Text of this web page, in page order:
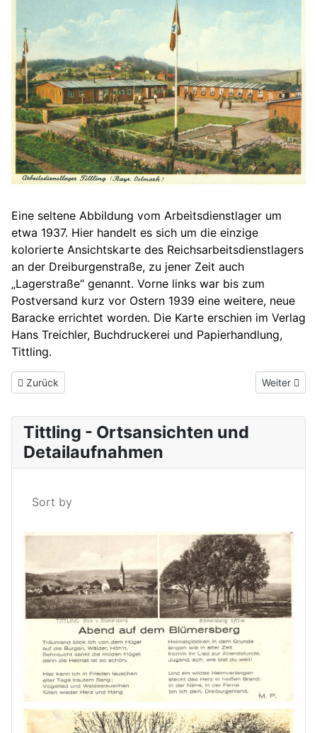
Eine seltene Abbildung vom Arbeitsdienstlager um
etwa 1937. Hier handelt es sich um die einzige
kolorierte Ansichtskarte des Reichsarbeitsdienstlagers
an der Dreiburgenstraße, zu jener Zeit auch
„Lagerstraße“ genannt. Vorne links war bis zum
Postversand kurz vor Ostern 1939 eine weitere, neue
Baracke errichtet worden. Die Karte erschien im Verlag
Hans Treichler, Buchdruckerei und Papierhandlung,
Tittling.
Vorheriger Beitrag: Der Rothauer See um 1939 und heute
Zurück Nächster
Weiter
Tittling - Ortsansichten und
Detailaufnahmen
Sort by